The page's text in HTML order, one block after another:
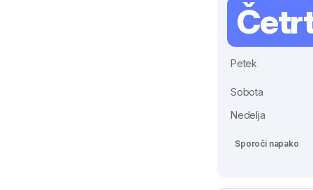
Petek
Sobota
Nedelja
Sporoči napako